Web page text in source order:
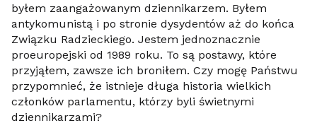
byłem zaangażowanym dziennikarzem. Byłem
antykomunistą i po stronie dysydentów aż do końca
Związku Radzieckiego. Jestem jednoznacznie
proeuropejski od 1989 roku. To są postawy, które
przyjąłem, zawsze ich broniłem. Czy mogę Państwu
przypomnieć, że istnieje długa historia wielkich
członków parlamentu, którzy byli świetnymi
dziennikarzami?